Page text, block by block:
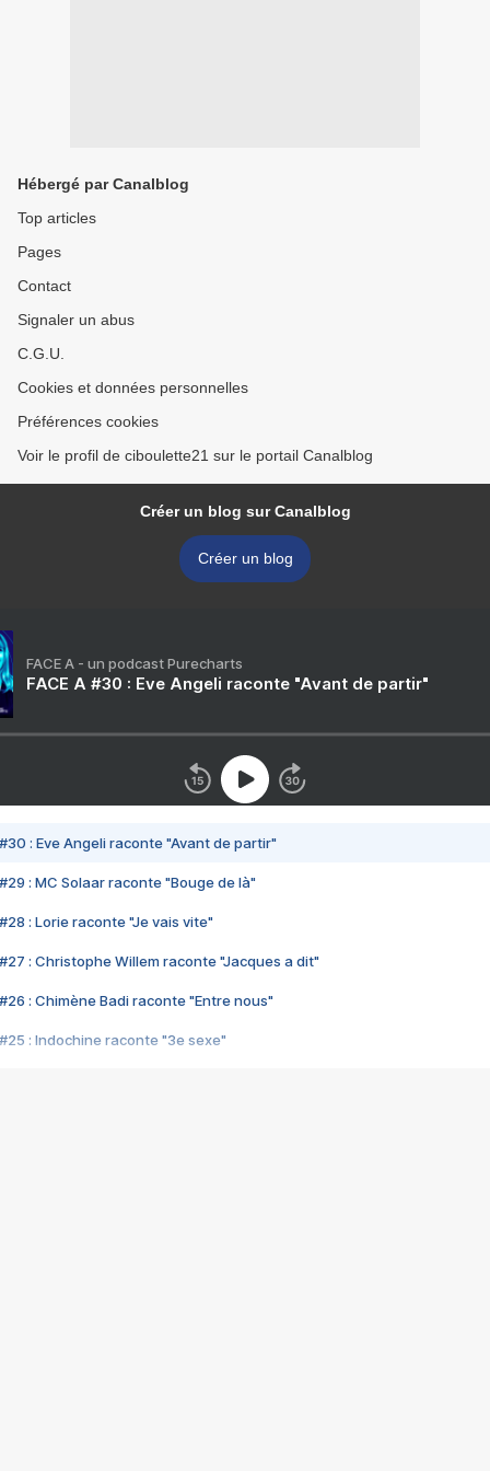
Hébergé par Canalblog
Top articles
Pages
Contact
Signaler un abus
C.G.U.
Cookies et données personnelles
Préférences cookies
Voir le profil de ciboulette21 sur le portail Canalblog
Créer un blog sur Canalblog
Créer un blog
FACE A - un podcast Purecharts
FACE A #30 : Eve Angeli raconte "Avant de partir"
#30 : Eve Angeli raconte "Avant de partir"
#29 : MC Solaar raconte "Bouge de là"
#28 : Lorie raconte "Je vais vite"
#27 : Christophe Willem raconte "Jacques a dit"
#26 : Chimène Badi raconte "Entre nous"
#25 : Indochine raconte "3e sexe"